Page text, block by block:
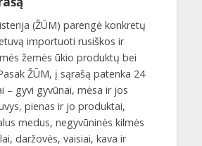
(ŽŪM) parengė konkretų
importuoti rusiškos ir
žemės ūkio produktų bei
ŽŪM, į sąrašą patenka 24
– gyvi gyvūnai, mėsa ir jos
pienas ir jo produktai,
medus, negyvūninės kilmės
daržovės, vaisiai, kava ir